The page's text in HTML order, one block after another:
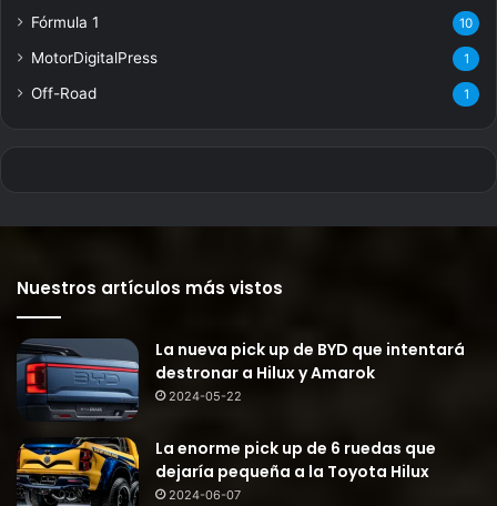
Fórmula 1 10
MotorDigitalPress 1
Off-Road 1
Nuestros artículos más vistos
La nueva pick up de BYD que intentará
destronar a Hilux y Amarok
2024-05-22
La enorme pick up de 6 ruedas que
dejaría pequeña a la Toyota Hilux
2024-06-07